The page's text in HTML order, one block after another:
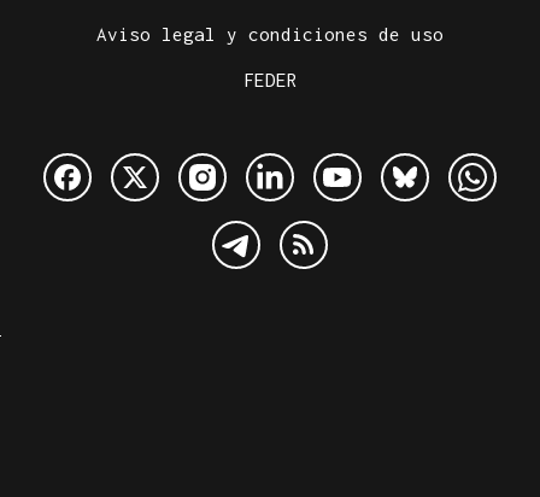
Aviso legal y condiciones de uso
FEDER